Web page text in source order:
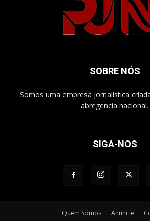
SOBRE NÓS
Somos uma empresa jornalistica
abregencia nacional.
SIGA-NOS
Quem Somos Anuncie